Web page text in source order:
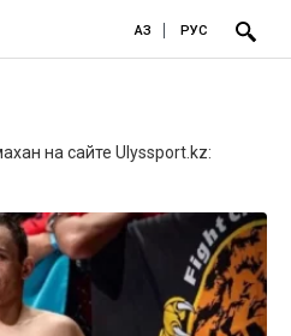
ҚАЗ РУС
на сайте Ulyssport.kz: